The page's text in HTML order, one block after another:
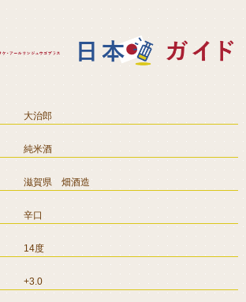
大治郎
純米酒
滋賀県 畑酒造
辛口
14度
+3.0